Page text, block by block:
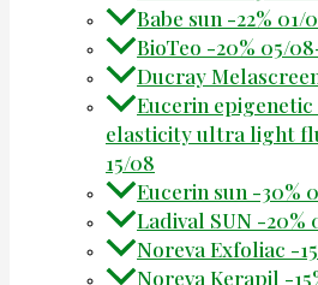
Babe sun -22% 01/
BioTeo -20% 05/
Ducray
Eucerin
elasticity ultra light
15/08
Eucerin sun -30%
Ladival SUN -20%
Noreva Exfoliac -
Noreva Kerapil -